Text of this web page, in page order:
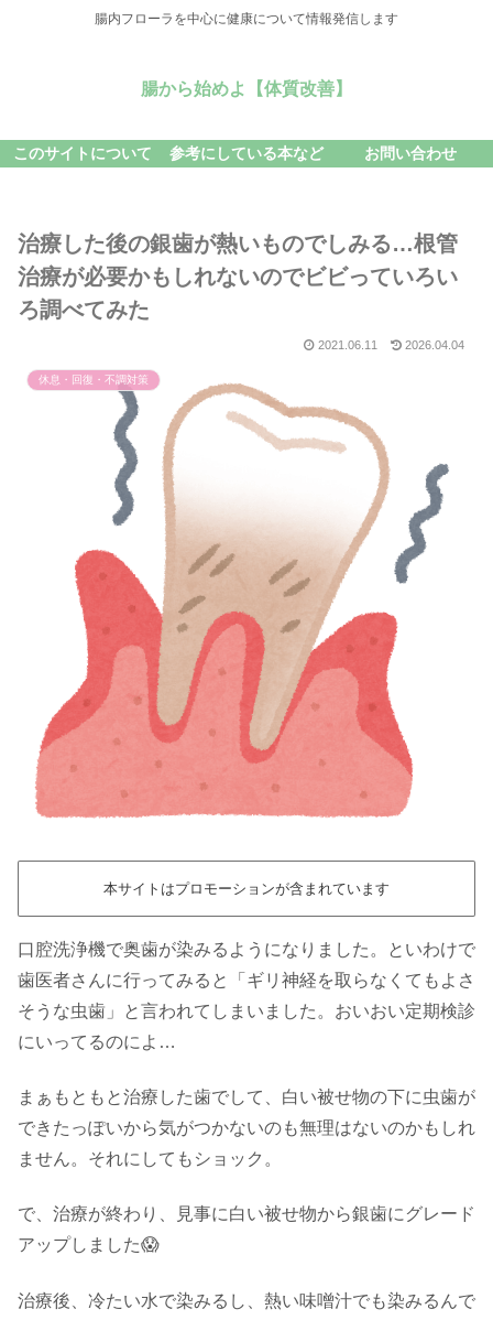
腸内フローラを中心に健康について情報発信します
腸から始めよ【体質改善】
このサイトについて 参考にしている本など お問い合わせ
治療した後の銀歯が熱いものでしみる…根管
治療が必要かもしれないのでビビっていろい
ろ調べてみた
2021.06.11 2026.04.04
休息・回復・不調対策
本サイトはプロモーションが含まれています
口腔洗浄機で奥歯が染みるようになりました。といわけで
歯医者さんに行ってみると「ギリ神経を取らなくてもよさ
そうな虫歯」と言われてしまいました。おいおい定期検診
にいってるのによ…
まぁもともと治療した歯でして、白い被せ物の下に虫歯が
できたっぽいから気がつかないのも無理はないのかもしれ
ません。それにしてもショック。
で、治療が終わり、見事に白い被せ物から銀歯にグレード
アップしました😱
治療後、冷たい水で染みるし、熱い味噌汁でも染みるんで